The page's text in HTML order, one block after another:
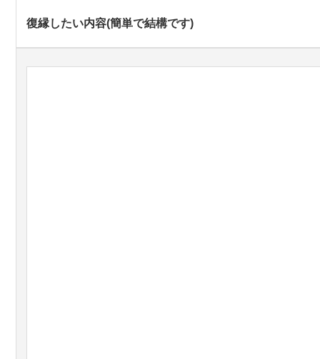
復縁したい内容(簡単で結構です)